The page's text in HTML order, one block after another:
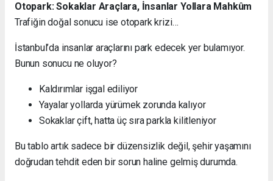
Otopark: Sokaklar Araçlara, İnsanlar Yollara Mahkûm
Trafiğin doğal sonucu ise otopark krizi…
İstanbul’da insanlar araçlarını park edecek yer bulamıyor.
Bunun sonucu ne oluyor?
Kaldırımlar işgal ediliyor
Yayalar yollarda yürümek zorunda kalıyor
Sokaklar çift, hatta üç sıra parkla kilitleniyor
Bu tablo artık sadece bir düzensizlik değil, şehir yaşamını
doğrudan tehdit eden bir sorun haline gelmiş durumda.